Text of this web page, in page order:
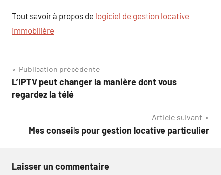
Tout savoir à propos de logiciel de gestion locative
immobilière
Navigation
de
Publication précédente
L’IPTV peut changer la manière dont vous
regardez la télé
Article suivant
Mes conseils pour gestion locative particulier
Laisser un commentaire